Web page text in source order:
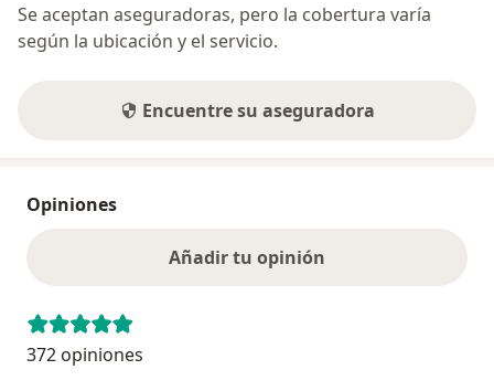
Se aceptan aseguradoras, pero la cobertura varía
según la ubicación y el servicio.
Encuentre su aseguradora
Opiniones
Añadir tu opinión
372 opiniones